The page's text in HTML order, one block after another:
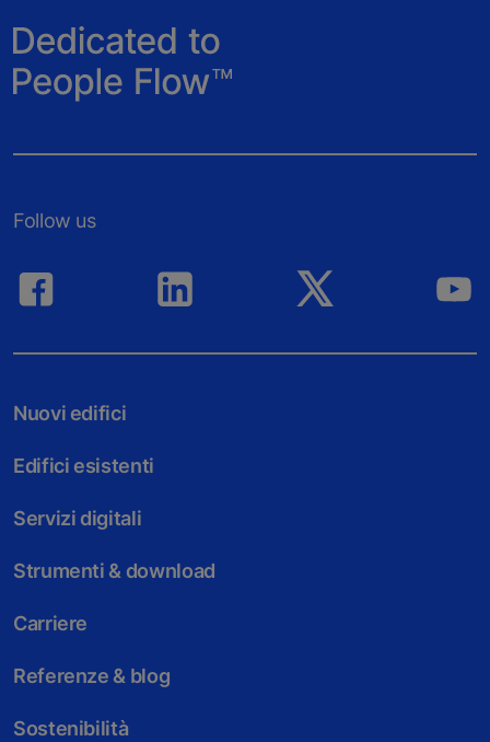
Follow us
Nuovi edifici
Edifici esistenti
Servizi digitali
Strumenti & download
Carriere
Referenze & blog
Sostenibilità